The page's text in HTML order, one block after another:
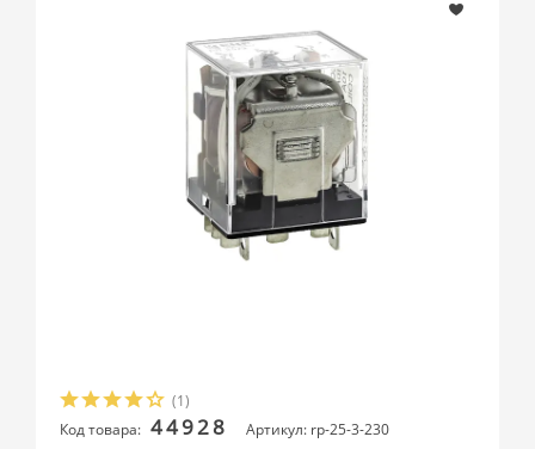
(1)
Код товара: 44928
Артикул: rp-25-3-230